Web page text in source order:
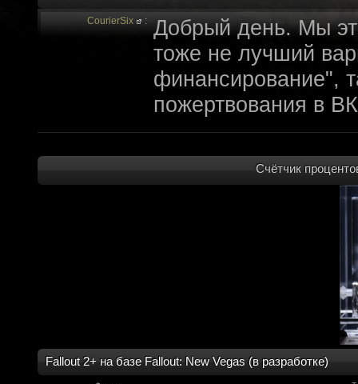
CourierSix : Добрый день. Мы
тоже не лучший
финансирование",
пожертвования в
archivedproject : Привет, ребят! Не
которые там
не смыслят в
не допустит,
на модификации
пор косят бабло.
финансирование с
собирать
хотелось, как бы
Счётчик
Fallout 2+ на базе Fallout: New Vegas (в разработке)